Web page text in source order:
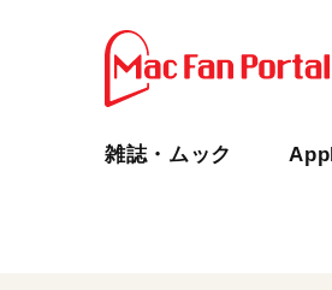
雑誌・ムック